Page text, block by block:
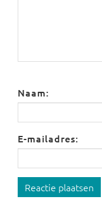
Naam:
E-mailadres:
Reactie plaatsen